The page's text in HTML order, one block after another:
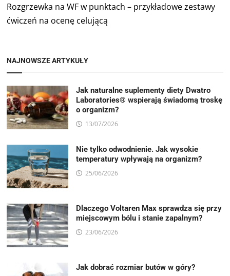
Rozgrzewka na WF w punktach – przykładowe zestawy
ćwiczeń na ocenę celującą
NAJNOWSZE ARTYKUŁY
Jak naturalne suplementy diety Dwatro
Laboratories® wspierają świadomą troskę
o organizm?
13/07/2026
Nie tylko odwodnienie. Jak wysokie
temperatury wpływają na organizm?
25/06/2026
Dlaczego Voltaren Max sprawdza się przy
miejscowym bólu i stanie zapalnym?
23/06/2026
Jak dobrać rozmiar butów w góry?